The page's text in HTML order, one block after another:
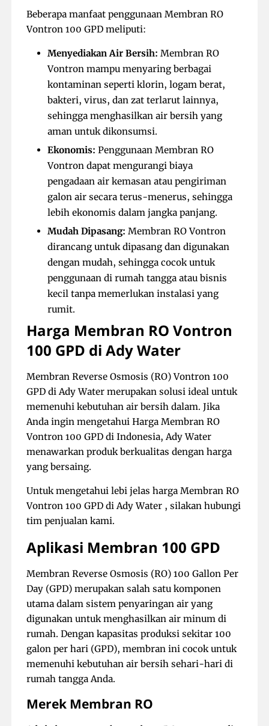
Beberapa manfaat penggunaan Membran RO
Vontron 100 GPD meliputi:
Menyediakan Air Bersih: Membran RO
Vontron mampu menyaring berbagai
kontaminan seperti klorin, logam berat,
bakteri, virus, dan zat terlarut lainnya,
sehingga menghasilkan air bersih yang
aman untuk dikonsumsi.
Ekonomis: Penggunaan Membran RO
Vontron dapat mengurangi biaya
pengadaan air kemasan atau pengiriman
galon air secara terus-menerus, sehingga
lebih ekonomis dalam jangka panjang.
Mudah Dipasang: Membran RO Vontron
dirancang untuk dipasang dan digunakan
dengan mudah, sehingga cocok untuk
penggunaan di rumah tangga atau bisnis
kecil tanpa memerlukan instalasi yang
rumit.
Harga Membran RO Vontron
100 GPD di Ady Water
Membran Reverse Osmosis (RO) Vontron 100
GPD di Ady Water merupakan solusi ideal untuk
memenuhi kebutuhan air bersih dalam. Jika
Anda ingin mengetahui Harga Membran RO
Vontron 100 GPD di Indonesia, Ady Water
menawarkan produk berkualitas dengan harga
yang bersaing.
Untuk mengetahui lebi jelas harga Membran RO
Vontron 100 GPD di Ady Water , silakan hubungi
tim penjualan kami.
Aplikasi Membran 100 GPD
Membran Reverse Osmosis (RO) 100 Gallon Per
Day (GPD) merupakan salah satu komponen
utama dalam sistem penyaringan air yang
digunakan untuk menghasilkan air minum di
rumah. Dengan kapasitas produksi sekitar 100
galon per hari (GPD), membran ini cocok untuk
memenuhi kebutuhan air bersih sehari-hari di
rumah tangga Anda.
Merek Membran RO